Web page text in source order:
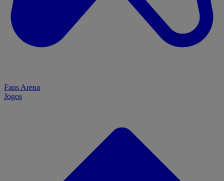
Fans Arena
Jogos